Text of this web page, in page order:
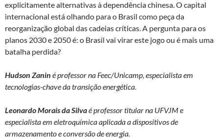
explicitamente alternativas à dependência chinesa. O capital
internacional está olhando para o Brasil como peça da
reorganização global das cadeias críticas. A pergunta para os
planos 2030 e 2050 é: o Brasil vai virar este jogo ou é mais uma
batalha perdida?
Hudson Zanin é professor na Feec/Unicamp, especialista em
tecnologias-chave da transição energética.
Leonardo Morais da Silvaé professor titular na UFVJM e
especialista em eletroquímica aplicada a dispositivos de
armazenamento e conversão de energia.